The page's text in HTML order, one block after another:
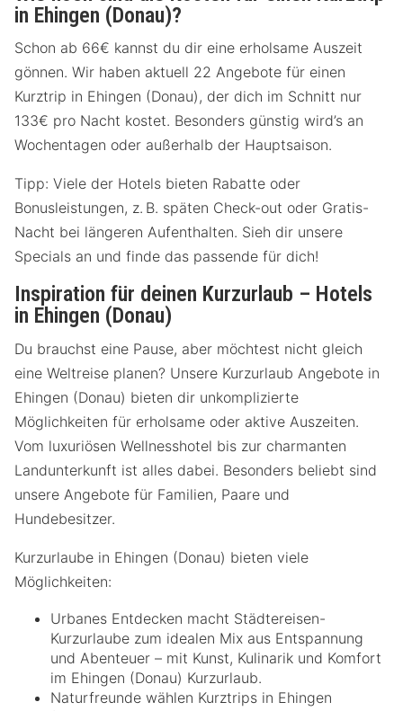
in Ehingen (Donau)?
Schon ab 66€ kannst du dir eine erholsame Auszeit
gönnen. Wir haben aktuell 22 Angebote für einen
Kurztrip in Ehingen (Donau), der dich im Schnitt nur
133€ pro Nacht kostet. Besonders günstig wird’s an
Wochentagen oder außerhalb der Hauptsaison.
Tipp: Viele der Hotels bieten Rabatte oder
Bonusleistungen, z. B. späten Check-out oder Gratis-
Nacht bei längeren Aufenthalten. Sieh dir unsere
Specials an und finde das passende für dich!
Inspiration für deinen Kurzurlaub – Hotels
in Ehingen (Donau)
Du brauchst eine Pause, aber möchtest nicht gleich
eine Weltreise planen? Unsere Kurzurlaub Angebote in
Ehingen (Donau) bieten dir unkomplizierte
Möglichkeiten für erholsame oder aktive Auszeiten.
Vom luxuriösen Wellnesshotel bis zur charmanten
Landunterkunft ist alles dabei. Besonders beliebt sind
unsere Angebote für Familien, Paare und
Hundebesitzer.
Kurzurlaube in Ehingen (Donau) bieten viele
Möglichkeiten:
Urbanes Entdecken macht Städtereisen-
Kurzurlaube zum idealen Mix aus Entspannung
und Abenteuer – mit Kunst, Kulinarik und Komfort
im Ehingen (Donau) Kurzurlaub.
Naturfreunde wählen Kurztrips in Ehingen